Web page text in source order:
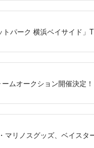
パーク 横浜ベイサイド」
ムオークション開催決定！
リノスグッズ、ベイス